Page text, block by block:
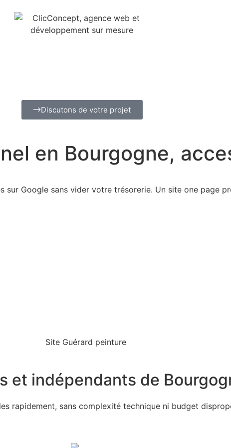
Discutons de votre projet
en Bourgogne,
Google sans vider votre trésorerie. Un site one page
et indépendants de
rapidement, sans complexité technique ni budget